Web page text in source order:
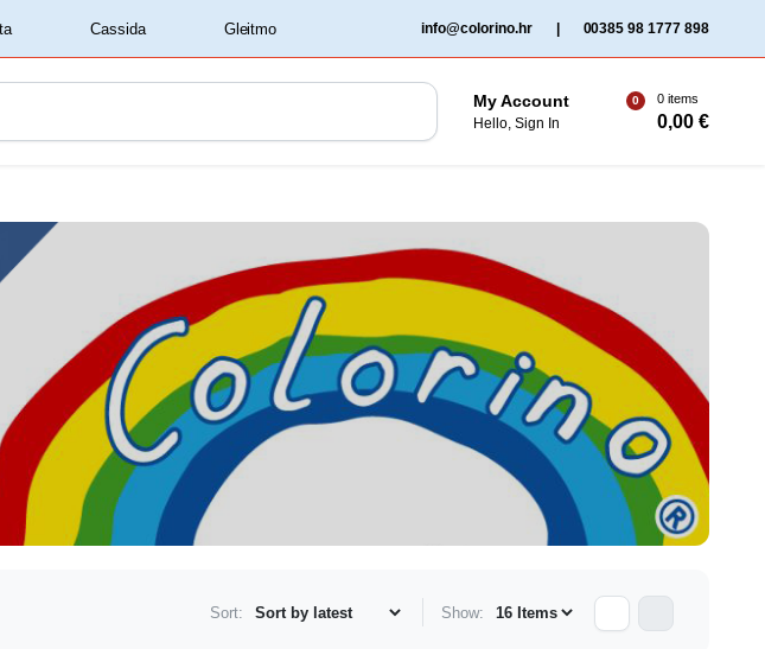
‏‏‎ ‎Rivolta‏‏‎ ‎ ‏‏‎ ‎Cassida‏‏‎ ‎ info@colorino.hr 00385 98 1777 898
My Account
Hello, Sign In
0 0 items
0,00€
Sort: Show: